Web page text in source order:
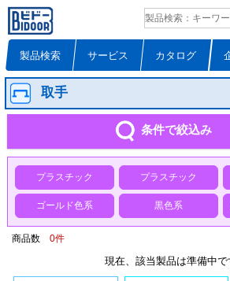
製品検索 サービス カタログ
取手
条件で絞込み
プラスチック プラスチック
ゴールド色系 黒色系
商品数 0件
現在、該当製品は準備中で